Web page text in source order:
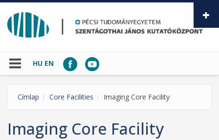
Ugrás a tartalomra
HU EN
Címlap Core Facilities Imaging Core Facility
Imaging Core Facility